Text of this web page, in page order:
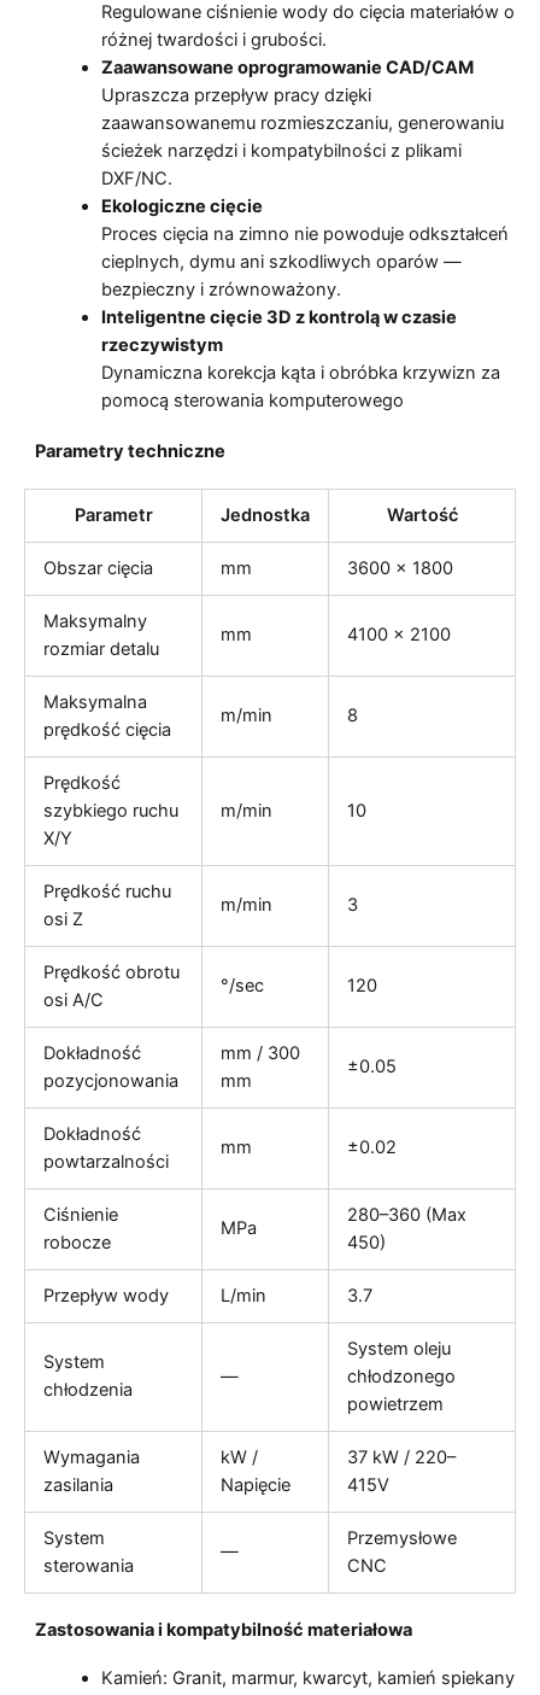
Regulowane ciśnienie wody do cięcia materiałów o
różnej twardości i grubości.
Zaawansowane oprogramowanie CAD/CAM
Upraszcza przepływ pracy dzięki
zaawansowanemu rozmieszczaniu, generowaniu
ścieżek narzędzi i kompatybilności z plikami
DXF/NC.
Ekologiczne cięcie
Proces cięcia na zimno nie powoduje odkształceń
cieplnych, dymu ani szkodliwych oparów —
bezpieczny i zrównoważony.
Inteligentne cięcie 3D z kontrolą w czasie
rzeczywistym
Dynamiczna korekcja kąta i obróbka krzywizn za
pomocą sterowania komputerowego
Parametry techniczne
Parametr Jednostka Wartość
Obszar cięcia mm 3600 × 1800
Maksymalny
rozmiar detalu
mm 4100 × 2100
Maksymalna
prędkość cięcia
m/min 8
Prędkość
szybkiego ruchu
X/Y
m/min 10
Prędkość ruchu
osi Z
m/min 3
Prędkość obrotu
osi A/C
°/sec 120
Dokładność
pozycjonowania
mm / 300
mm
±0.05
Dokładność
powtarzalności
mm ±0.02
Ciśnienie
robocze
MPa
280–360 (Max
450)
Przepływ wody L/min 3.7
System
chłodzenia
—
System oleju
chłodzonego
powietrzem
Wymagania
zasilania
kW /
Napięcie
37 kW / 220–
415V
System
sterowania
—
Przemysłowe
CNC
Zastosowania i kompatybilność materiałowa
Kamień: Granit, marmur, kwarcyt, kamień spiekany